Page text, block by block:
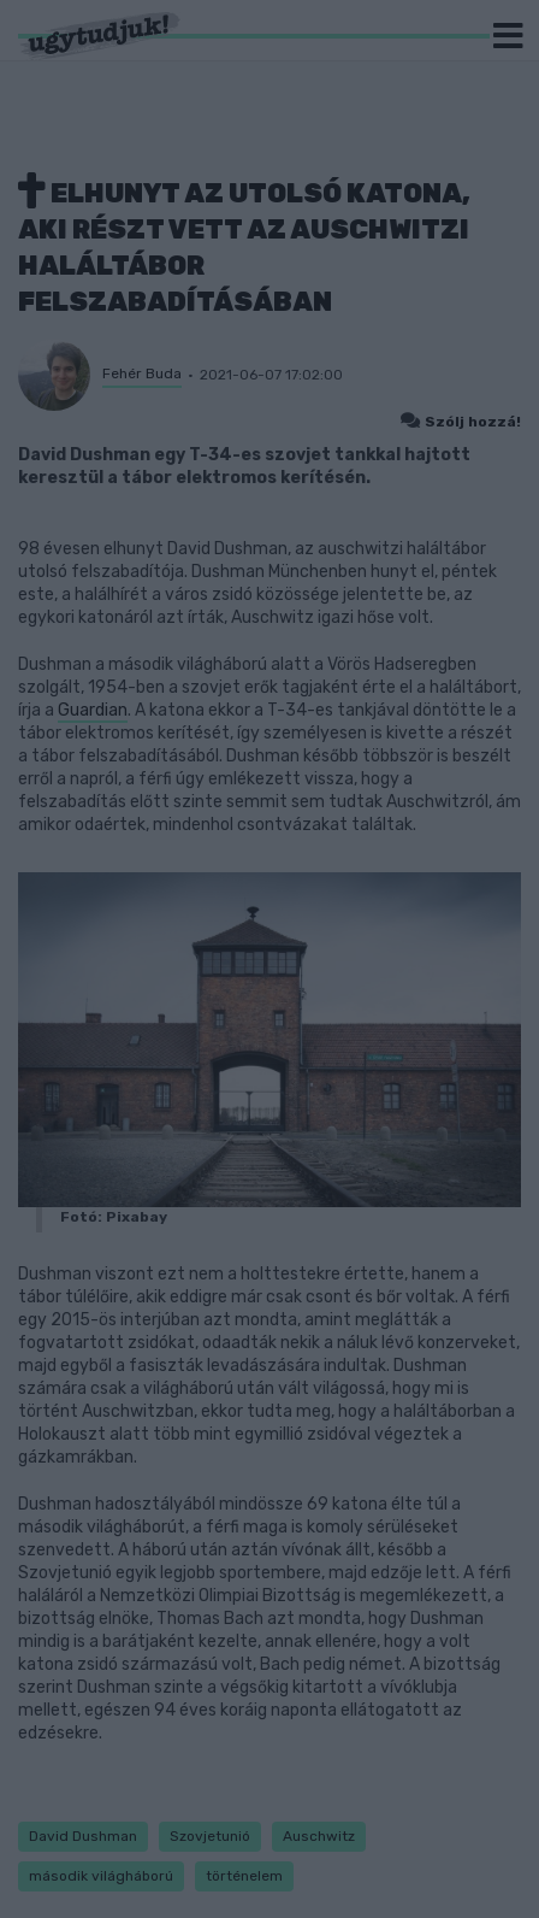
ELHUNYT AZ UTOLSÓ KATONA,
AKI RÉSZT VETT AZ AUSCHWITZI
HALÁLTÁBOR
FELSZABADÍTÁSÁBAN
Fehér Buda 2021-06-07 17:02:00
Szólj hozzá!
David Dushman egy T-34-es szovjet tankkal hajtott
keresztül a tábor elektromos kerítésén.
98 évesen elhunyt David Dushman, az auschwitzi haláltábor
utolsó felszabadítója. Dushman Münchenben hunyt el, péntek
este, a halálhírét a város zsidó közössége jelentette be, az
egykori katonáról azt írták, Auschwitz igazi hőse volt.
Dushman a második világháború alatt a Vörös Hadseregben
szolgált, 1954-ben a szovjet erők tagjaként érte el a haláltábort,
írja a Guardian. A katona ekkor a T-34-es tankjával döntötte le a
tábor elektromos kerítését, így személyesen is kivette a részét
a tábor felszabadításából. Dushman később többször is beszélt
erről a napról, a férfi úgy emlékezett vissza, hogy a
felszabadítás előtt szinte semmit sem tudtak Auschwitzról, ám
amikor odaértek, mindenhol csontvázakat találtak.
Fotó: Pixabay
Dushman viszont ezt nem a holttestekre értette, hanem a
tábor túlélőire, akik eddigre már csak csont és bőr voltak. A férfi
egy 2015-ös interjúban azt mondta, amint meglátták a
fogvatartott zsidókat, odaadták nekik a náluk lévő konzerveket,
majd egyből a fasiszták levadászására indultak. Dushman
számára csak a világháború után vált világossá, hogy mi is
történt Auschwitzban, ekkor tudta meg, hogy a haláltáborban a
Holokauszt alatt több mint egymillió zsidóval végeztek a
gázkamrákban.
Dushman hadosztályából mindössze 69 katona élte túl a
második világháborút, a férfi maga is komoly sérüléseket
szenvedett. A háború után aztán vívónak állt, később a
Szovjetunió egyik legjobb sportembere, majd edzője lett. A férfi
haláláról a Nemzetközi Olimpiai Bizottság is megemlékezett, a
bizottság elnöke, Thomas Bach azt mondta, hogy Dushman
mindig is a barátjaként kezelte, annak ellenére, hogy a volt
katona zsidó származású volt, Bach pedig német. A bizottság
szerint Dushman szinte a végsőkig kitartott a vívóklubja
mellett, egészen 94 éves koráig naponta ellátogatott az
edzésekre.
David Dushman Szovjetunió Auschwitz
második világháború történelem